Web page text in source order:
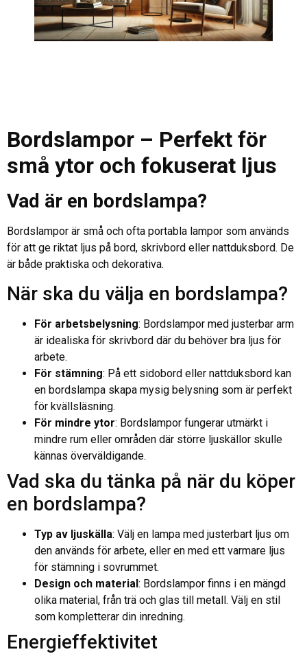
Bordslampor – Perfekt för
små ytor och fokuserat ljus
Vad är en bordslampa?
Bordslampor är små och ofta portabla lampor som används
för att ge riktat ljus på bord, skrivbord eller nattduksbord. De
är både praktiska och dekorativa.
När ska du välja en bordslampa?
För arbetsbelysning: Bordslampor med justerbar arm
är idealiska för skrivbord där du behöver bra ljus för
arbete.
För stämning: På ett sidobord eller nattduksbord kan
en bordslampa skapa mysig belysning som är perfekt
för kvällsläsning.
För mindre ytor: Bordslampor fungerar utmärkt i
mindre rum eller områden där större ljuskällor skulle
kännas överväldigande.
Vad ska du tänka på när du köper
en bordslampa?
Typ av ljuskälla: Välj en lampa med justerbart ljus om
den används för arbete, eller en med ett varmare ljus
för stämning i sovrummet.
Design och material : Bordslampor finns i en mängd
olika material, från trä och glas till metall. Välj en stil
som kompletterar din inredning.
Energieffektivitet